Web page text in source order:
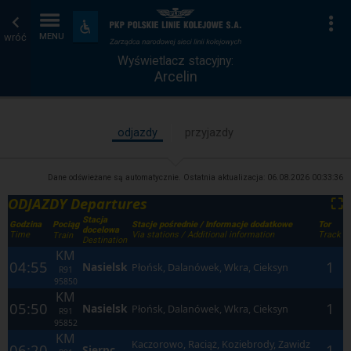
wróć MENU
Dostępność
i
udogodnienia
Wyświetlacz
stacyjny
Strona
główna
Wyświetlacz stacyjny:
Arcelin
odjazdy przyjazdy
Dane odświeżane są automatycznie. Ostatnia aktualizacja: 06.08.2026 00:33:36
ODJAZDY Departures ⛶
Godzina
Time
Pociąg
Train
Stacja
docelowa
Destination
Stacje pośrednie / Informacje dodatkowe
Via stations / Additional information
Tor
Track
04:55
KM
R91
95850
Nasielsk Płońsk, Dalanówek, Wkra, Cieksyn 1
05:50
KM
R91
95852
Nasielsk Płońsk, Dalanówek, Wkra, Cieksyn 1
KM
Kaczorowo, Raciąż, Koziebrody, Zawidz